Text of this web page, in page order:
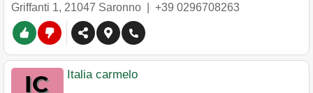
Griffanti 1, 21047 Saronno +39 0296708263
Italia carmelo